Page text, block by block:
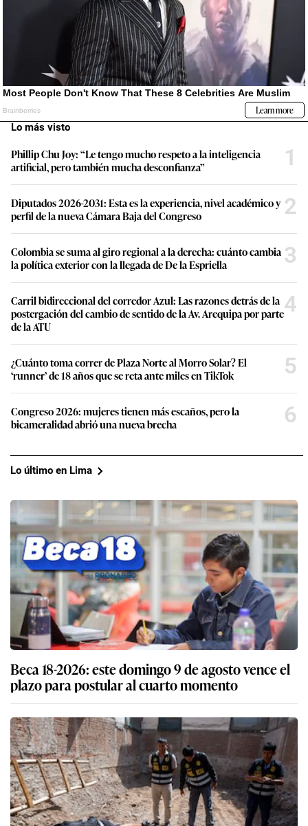
Lo más visto
Phillip Chu Joy: “Le tengo mucho respeto a la inteligencia
artificial, pero también mucha desconfianza”
1
Diputados 2026-2031: Esta es la experiencia, nivel académico y
perfil de la nueva Cámara Baja del Congreso
2
Colombia se suma al giro regional a la derecha: cuánto cambia
la política exterior con la llegada de De la Espriella
3
Carril bidireccional del corredor Azul: Las razones detrás de la
postergación del cambio de sentido de la Av. Arequipa por parte
de la ATU
4
¿Cuánto toma correr de Plaza Norte al Morro Solar? El
‘runner’ de 18 años que se reta ante miles en TikTok
5
Congreso 2026: mujeres tienen más escaños, pero la
bicameralidad abrió una nueva brecha
6
Lo último en Lima
Beca 18-2026: este domingo 9 de agosto vence el
plazo para postular al cuarto momento